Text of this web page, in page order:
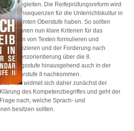
Arbeit begleiten. Die Reifeprüfungsreform wird
auch Konsequenzen für die Unterrichtskultur in
der gesamten Oberstufe haben. So sollten
Lehrer Innen nun klare Kriterien für das
Verfassen von Texten formulieren und
kommunizieren und der Forderung nach
Kompetenzorientierung über die 8.
Jahrgangsstufe hinausgehend auch in der
Sekundarstufe II nachkommen.
Das Heft widmet sich daher zunächst der
Klärung des Kompetenzbegriffes und geht der
Frage nach, welche Sprach- und
besitzen sollten.